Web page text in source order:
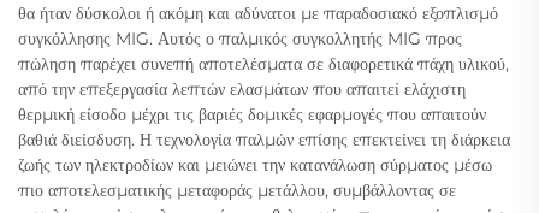
θα ήταν δύσκολοι ή ακόμη και αδύνατοι με παραδοσιακό εξοπλισμό
συγκόλλησης MIG. Αυτός ο παλμικός συγκολλητής MIG προς
πώληση παρέχει συνεπή αποτελέσματα σε διαφορετικά πάχη υλικού,
από την επεξεργασία λεπτών ελασμάτων που απαιτεί ελάχιστη
θερμική είσοδο μέχρι τις βαριές δομικές εφαρμογές που απαιτούν
βαθιά διείσδυση. Η τεχνολογία παλμών επίσης επεκτείνει τη διάρκεια
ζωής των ηλεκτροδίων και μειώνει την κατανάλωση σύρματος μέσω
πιο αποτελεσματικής μεταφοράς μετάλλου, συμβάλλοντας σε